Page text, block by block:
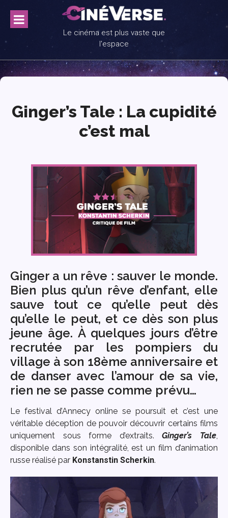
content
Le cinéma est plus vaste que
l'espace
Ginger’s Tale : La cupidité
c’est mal
Ginger a un rêve : sauver le monde.
Bien plus qu’un rêve d’enfant, elle
sauve tout ce qu’elle peut dès
qu’elle le peut, et ce dès son plus
jeune âge. À quelques jours d’être
recrutée par les pompiers du
village à son 18ème anniversaire et
de danser avec l’amour de sa vie,
rien ne se passe comme prévu…
Le festival d’Annecy online se poursuit et c’est une
véritable déception de pouvoir découvrir certains films
uniquement sous forme d’extraits.Ginger’s Tale
disponible dans son intégralité, est un film d’animation
russe réalisé par Konstanstin Scherkin.